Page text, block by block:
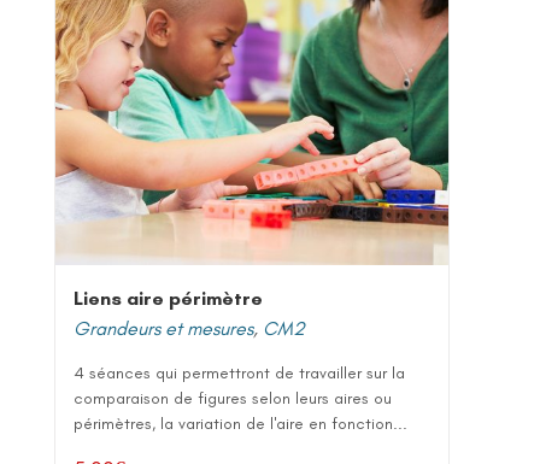
Liens aire périmètre
Grandeurs et mesures, CM2
4 séances qui permettront de travailler sur la
comparaison de figures selon leurs aires ou
périmètres, la variation de l'aire en fonction...